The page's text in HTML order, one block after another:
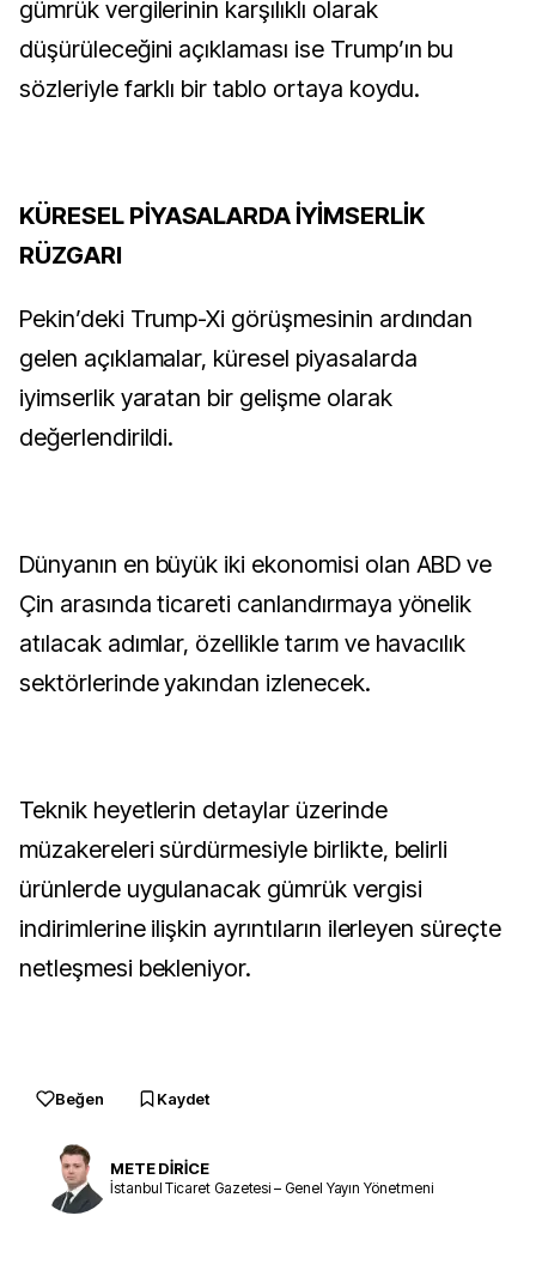
gümrük vergilerinin karşılıklı olarak
düşürüleceğini açıklaması ise Trump’ın bu
sözleriyle farklı bir tablo ortaya koydu.
KÜRESEL PİYASALARDA İYİMSERLİK
RÜZGARI
Pekin’deki Trump-Xi görüşmesinin ardından
gelen açıklamalar, küresel piyasalarda
iyimserlik yaratan bir gelişme olarak
değerlendirildi.
Dünyanın en büyük iki ekonomisi olan ABD ve
Çin arasında ticareti canlandırmaya yönelik
atılacak adımlar, özellikle tarım ve havacılık
sektörlerinde yakından izlenecek.
Teknik heyetlerin detaylar üzerinde
müzakereleri sürdürmesiyle birlikte, belirli
ürünlerde uygulanacak gümrük vergisi
indirimlerine ilişkin ayrıntıların ilerleyen süreçte
netleşmesi bekleniyor.
Beğen Kaydet
METE DİRİCE
İstanbul Ticaret Gazetesi – Genel Yayın Yönetmeni